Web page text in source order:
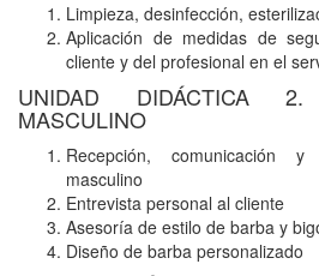
Limpieza, desinfección,
Aplicación de medidas de
cliente y del profesional en el
UNIDAD DIDÁCTICA
MASCULINO
Recepción, comunicación
masculino
Entrevista personal al cliente
Asesoría de estilo de barba y
Diseño de barba personalizado